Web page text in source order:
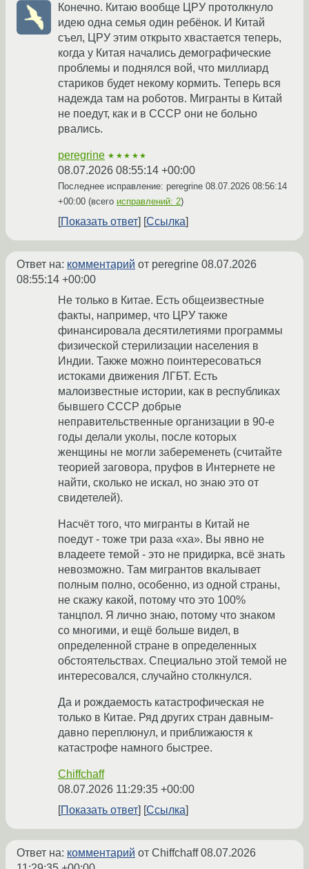
Конечно. Китаю вообще ЦРУ протолкнуло
идею одна семья один ребёнок. И Китай
съел, ЦРУ этим открыто хвастается теперь,
когда у Китая начались демографические
проблемы и поднялся вой, что миллиард
стариков будет некому кормить. Теперь вся
надежда там на роботов. Мигранты в Китай
не поедут, как и в СССР они не больно
рвались.
peregrine ★★★★★
08.07.2026 08:55:14 +00:00
Последнее исправление: peregrine 08.07.2026 08:56:14
+00:00 (всего исправлений: 2)
Показать ответ Ссылка
Ответ на: комментарий от peregrine 08.07.2026
08:55:14 +00:00
Не только в Китае. Есть общеизвестные
факты, например, что ЦРУ также
финансировала десятилетиями программы
физической стерилизации населения в
Индии. Также можно поинтересоваться
истоками движения ЛГБТ. Есть
малоизвестные истории, как в республиках
бывшего СССР добрые
неправительственные организации в 90-е
годы делали уколы, после которых
женщины не могли забеременеть (считайте
теорией заговора, пруфов в Интернете не
найти, сколько не искал, но знаю это от
свидетелей).
Насчёт того, что мигранты в Китай не
поедут - тоже три раза «ха». Вы явно не
владеете темой - это не придирка, всё знать
невозможно. Там мигрантов вкалывает
полным полно, особенно, из одной страны,
не скажу какой, потому что это 100%
танцпол. Я лично знаю, потому что знаком
со многими, и ещё больше видел, в
определенной стране в определенных
обстоятельствах. Специально этой темой не
интересовался, случайно столкнулся.
Да и рождаемость катастрофическая не
только в Китае. Ряд других стран давным-
давно переплюнул, и приближаюстя к
катастрофе намного быстрее.
Chiffchaff
08.07.2026 11:29:35 +00:00
Показать ответ
Ссылка
Ответ на: комментарий от Chiffchaff08.07.2026